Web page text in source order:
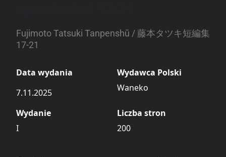
Fujimoto Tatsuki Tanpenshū / 藤本タツキ短編集
17-21
Data wydania
7.11.2025
Wydawca Polski
Waneko
Wydanie
I
Liczba stron
200